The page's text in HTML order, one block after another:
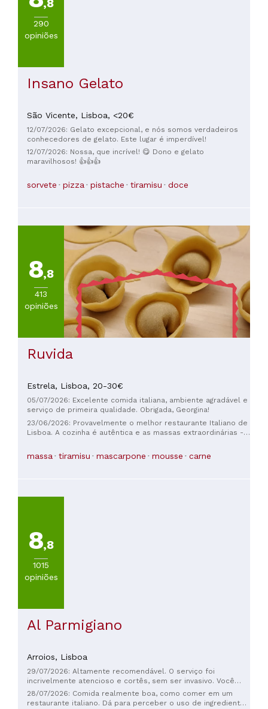
,8
290
opiniões
Insano Gelato
São Vicente, Lisboa, <20€
12/07/2026: Gelato excepcional, e nós somos verdadeiros
conhecedores de gelato. Este lugar é imperdível!
12/07/2026: Nossa, que incrível! 😋 Dono e gelato
maravilhosos! 👍👍👍
sorvete pizza pistache tiramisu doce
8,8
413
opiniões
Ruvida
Estrela, Lisboa, 20-30€
05/07/2026: Excelente comida italiana, ambiente agradável e
serviço de primeira qualidade. Obrigada, Georgina!
23/06/2026: Provavelmente o melhor restaurante Italiano de
Lisboa. A cozinha é autêntica e as massas extraordinárias -
massa tiramisu mascarpone mousse carne
8,8
1015
opiniões
Al Parmigiano
Arroios, Lisboa
29/07/2026: Altamente recomendável. O serviço foi
incrivelmente atencioso e cortês, sem ser invasivo. Você
pode saborear uma pizza perfeita em um ambiente tranquilo
e silencioso.
28/07/2026: Comida realmente boa, como comer em um
restaurante italiano. Dá para perceber o uso de ingredientes